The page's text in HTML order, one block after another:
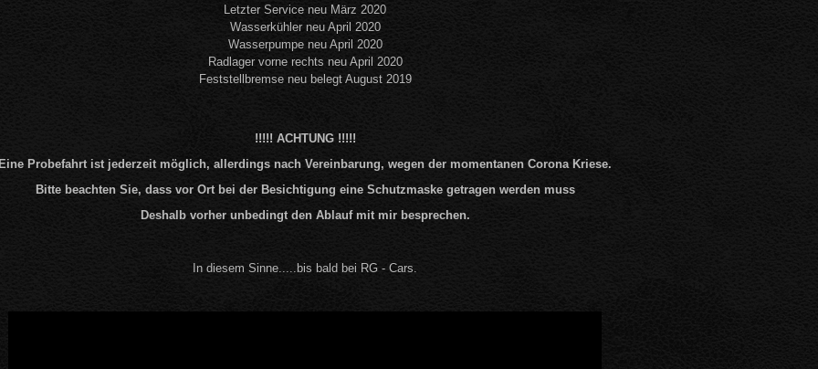
Letzter Service neu März 2020
Wasserkühler neu April 2020
Wasserpumpe neu April 2020
Radlager vorne rechts neu April 2020
Feststellbremse neu belegt August 2019
!!!!! ACHTUNG !!!!!
Probefahrt ist jederzeit möglich, allerdings nach Vereinbarung, wegen der momentanen Corona Kriese.
Bitte beachten Sie, dass vor Ort bei der Besichtigung eine Schutzmaske getragen werden muss
Deshalb vorher unbedingt den Ablauf mit mir besprechen.
In diesem Sinne.....bis bald bei RG - Cars.